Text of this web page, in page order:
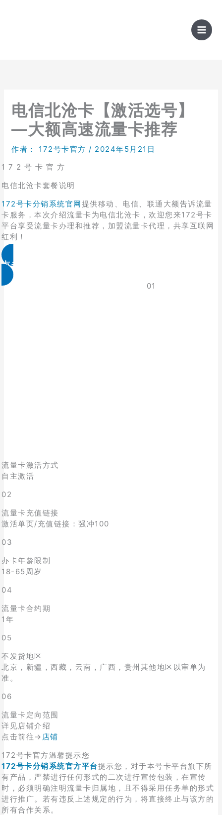
电信北沧卡【激活选号】
—大额高速流量卡推荐
作者： 172号卡官方 / 2024年5月21日
1 7 2 号 卡 官 方
电信北沧卡套餐说明
172号卡分销系统官网提供移动、电信、联通大额告诉流量
卡服务，本次介绍流量卡为电信北沧卡，欢迎您来172号卡
平台享受流量卡办理和推荐，加盟流量卡代理，共享互联网
红利！
点击免费领取
01
流量卡激活方式
自主激活
02
流量卡充值链接
激活单页/充值链接：强冲100
03
办卡年龄限制
18-65周岁
04
流量卡合约期
1年
05
不发货地区
北京，新疆，西藏，云南，广西，贵州其他地区以审单为
准。
06
流量卡定向范围
详见店铺介绍
点击前往→ 店铺
172号卡官方温馨提示您
172号卡分销系统官方平台提示您，对于本号卡平台旗下所
有产品，严禁进行任何形式的二次进行宣传包装，在宣传
时，必须明确注明流量卡归属地，且不得采用任务单的形式
进行推广。若有违反上述规定的行为，将直接终止与该方的
所有合作关系。